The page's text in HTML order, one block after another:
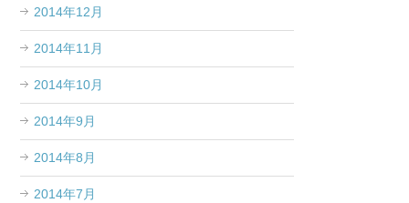
2014年12月
2014年11月
2014年10月
2014年9月
2014年8月
2014年7月